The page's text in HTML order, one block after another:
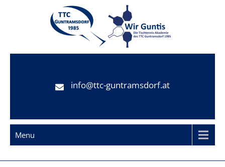
info@ttc-guntramsdorf.at
Menu